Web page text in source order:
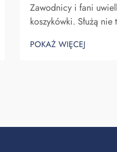
Zawodnicy i fani
koszykówki. Służą nie
ale także do
POKAŻ WIĘCEJ